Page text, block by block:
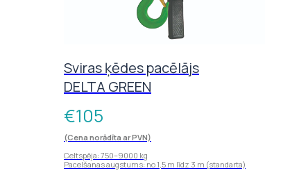
Sviras ķēdes pacēlājs
DELTA GREEN
€105
(Cena norādīta ar PVN)
Celtspēja: 750–9000 kg
Pacelšanas augstums: no 1,5 m līdz 3 m (standarta)